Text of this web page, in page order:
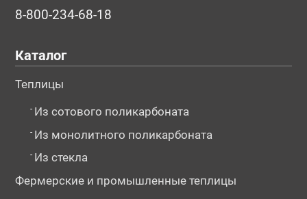
8-800-234-68-18
Каталог
Теплицы
- Из сотового поликарбоната
- Из монолитного поликарбоната
- Из стекла
Фермерские и промышленные теплицы